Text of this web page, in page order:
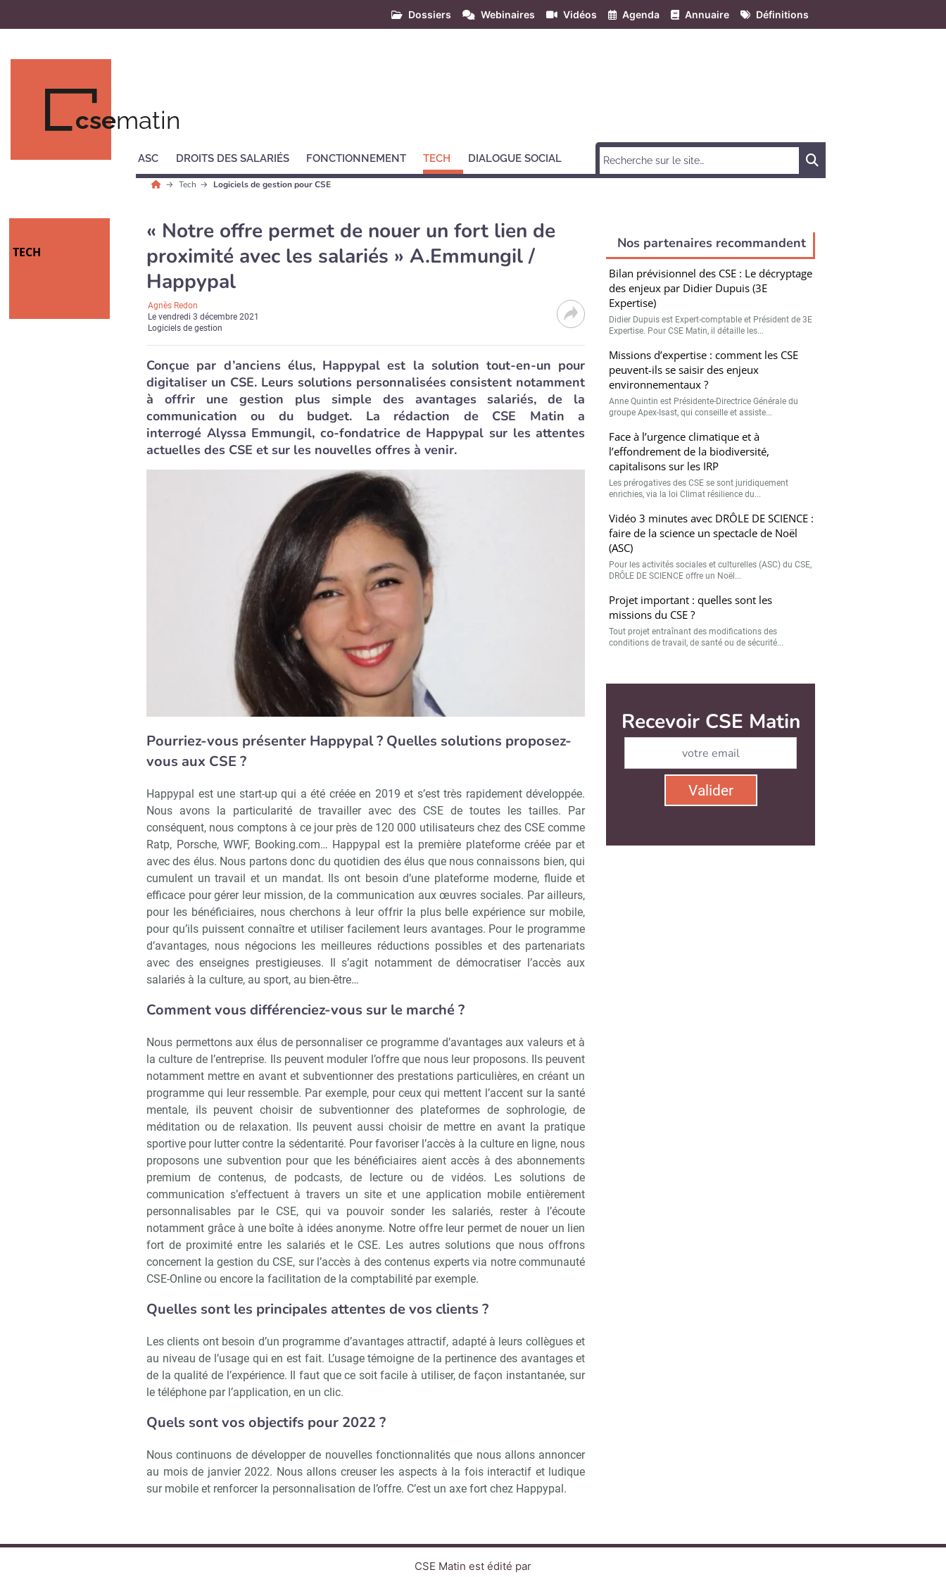
Dossiers Webinaires Vidéos Agenda Annuaire Définitions
csematin
ASC DROITS DES SALARIÉS FONCTIONNEMENT TECH DIALOGUE SOCIAL
Tech Logiciels de gestion pour CSE
TECH
« Notre offre permet de nouer un fort lien de
proximité avec les salariés » A.Emmungil /
Happypal
Agnès Redon
Levendredi 3 décembre 2021
Logiciels de gestion
Conçue par d’anciens élus, Happypal est la solution tout-en-un pour
digitaliser un CSE.‍ Leurs solutions personnalisées consistent notamment
à offrir une gestion plus simple des avantages salariés, de la
communication ou du budget. La rédaction de CSE Matin a
interrogé Alyssa Emmungil, co-fondatrice de Happypal sur les attentes
actuelles des CSE et sur les nouvelles offres à venir.
Pourriez-vous présenter Happypal ? Quelles solutions proposez-
vous aux CSE ?
Happypal est une start-up qui a été créée en 2019 et s’est très rapidement développée.
Nous avons la particularité de travailler avec des CSE de toutes les tailles. Par
conséquent, nous comptons à ce jour près de 120 000 utilisateurs chez des CSE comme
Ratp, Porsche, WWF, Booking.com… Happypal est la première plateforme créée par et
avec des élus. Nous partons donc du quotidien des élus que nous connaissons bien, qui
cumulent un travail et un mandat. Ils ont besoin d’une plateforme moderne, fluide et
efficace pour gérer leur mission, de la communication aux œuvres sociales. Par ailleurs,
pour les bénéficiaires, nous cherchons à leur offrir la plus belle expérience sur mobile,
pour qu’ils puissent connaître et utiliser facilement leurs avantages. Pour le programme
d’avantages, nous négocions les meilleures réductions possibles et des partenariats
avec des enseignes prestigieuses. Il s’agit notamment de démocratiser l’accès aux
salariés à la culture, au sport, au bien-être…
Comment vous différenciez-vous sur le marché ?
Nous permettons aux élus de personnaliser ce programme d’avantages aux valeurs et à
la culture de l’entreprise. Ils peuvent moduler l’offre que nous leur proposons. Ils peuvent
notamment mettre en avant et subventionner des prestations particulières, en créant un
programme qui leur ressemble. Par exemple, pour ceux qui mettent l’accent sur la santé
mentale, ils peuvent choisir de subventionner des plateformes de sophrologie, de
méditation ou de relaxation. Ils peuvent aussi choisir de mettre en avant la pratique
sportive pour lutter contre la sédentarité. Pour favoriser l’accès à la culture en ligne, nous
proposons une subvention pour que les bénéficiaires aient accès à des abonnements
premium de contenus, de podcasts, de lecture ou de vidéos. Les solutions de
communication s’effectuent à travers un site et une application mobile entièrement
personnalisables par le CSE, qui va pouvoir sonder les salariés, rester à l’écoute
notamment grâce à une boîte à idées anonyme. Notre offre leur permet de nouer un lien
fort de proximité entre les salariés et le CSE. Les autres solutions que nous offrons
concernent la gestion du CSE, sur l’accès à des contenus experts via notre communauté
CSE-Online ou encore la facilitation de la comptabilité par exemple.
Quelles sont les principales attentes de vos clients ?
Les clients ont besoin d’un programme d’avantages attractif, adapté à leurs collègues et
au niveau de l’usage qui en est fait. L’usage témoigne de la pertinence des avantages et
de la qualité de l’expérience. Il faut que ce soit facile à utiliser, de façon instantanée, sur
le téléphone par l’application, en un clic.
Quels sont vos objectifs pour 2022 ?
Nous continuons de développer de nouvelles fonctionnalités que nous allons annoncer
au mois de janvier 2022. Nous allons creuser les aspects à la fois interactif et ludique
sur mobile et renforcer la personnalisation de l’offre. C’est un axe fort chez Happypal.
Nos partenaires recommandent
Bilan prévisionnel des CSE : Le décryptage
des enjeux par Didier Dupuis (3E
Expertise)
Didier Dupuis est Expert-comptable et Président de 3E
Expertise. Pour CSE Matin, il détaille les...
Missions d’expertise : comment les CSE
peuvent-ils se saisir des enjeux
environnementaux ?
Anne Quintin est Présidente-Directrice Générale du
groupe Apex-Isast, qui conseille et assiste...
Face à l’urgence climatique et à
l’effondrement de la biodiversité,
capitalisons sur les IRP
Les prérogatives des CSE se sont juridiquement
enrichies, via la loi Climat résilience du...
Vidéo 3 minutes avec DRÔLE DE SCIENCE :
faire de la science un spectacle de Noël
(ASC)
Pour les activités sociales et culturelles (ASC) du CSE,
DRÔLE DE SCIENCE offre un Noël...
Projet important : quelles sont les
missions du CSE ?
Tout projet entraînant des modifications des
conditions de travail, de santé ou de sécurité...
Recevoir CSE Matin
Valider
CSE Matin est édité par